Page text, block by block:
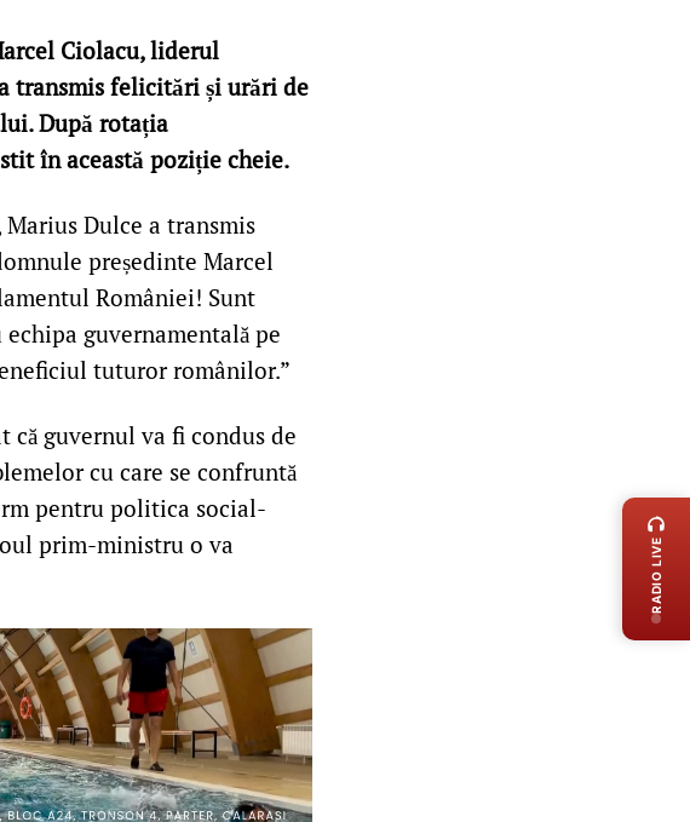
Ciolacu, liderul
transmis felicitări și urări de
După rotația
în această poziție cheie.
Dulce a transmis
președinte Marcel
României! Sunt
guvernamentală pe
tuturor românilor.”
că guvernul va fi condus de
cu care se confruntă
pentru politica social-
prim-ministru o va
RADIO LIVE